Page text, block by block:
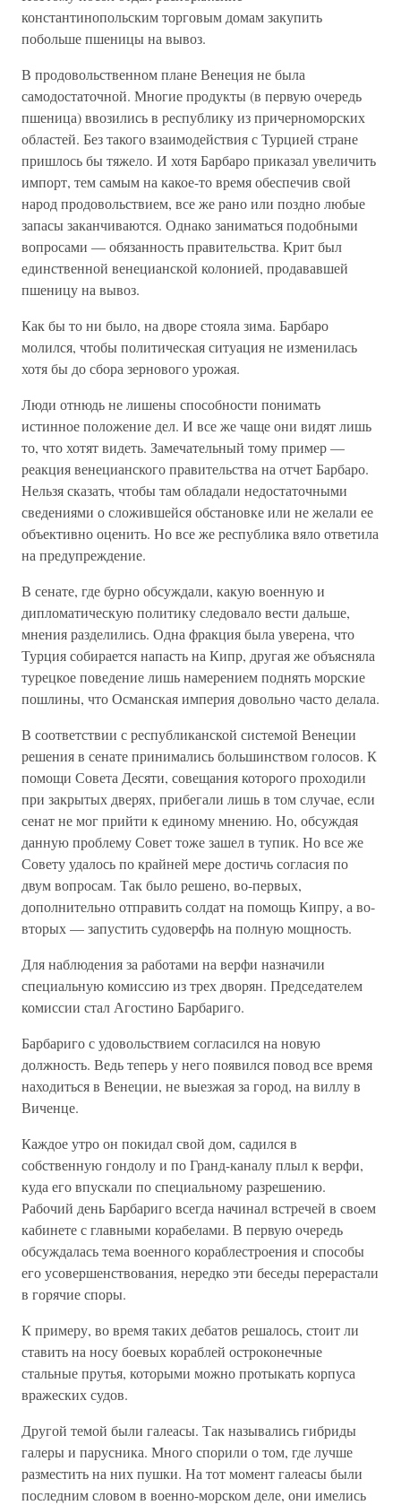
константинопольским торговым домам закупить
побольше пшеницы на вывоз.
В продовольственном плане Венеция не была
самодостаточной. Многие продукты (в первую очередь
пшеница) ввозились в республику из причерноморских
областей. Без такого взаимодействия с Турцией стране
пришлось бы тяжело. И хотя Барбаро приказал увеличить
импорт, тем самым на какое-то время обеспечив свой
народ продовольствием, все же рано или поздно любые
запасы заканчиваются. Однако заниматься подобными
вопросами — обязанность правительства. Крит был
единственной венецианской колонией, продававшей
пшеницу на вывоз.
Как бы то ни было, на дворе стояла зима. Барбаро
молился, чтобы политическая ситуация не изменилась
хотя бы до сбора зернового урожая.
Люди отнюдь не лишены способности понимать
истинное положение дел. И все же чаще они видят лишь
то, что хотят видеть. Замечательный тому пример —
реакция венецианского правительства на отчет Барбаро.
Нельзя сказать, чтобы там обладали недостаточными
сведениями о сложившейся обстановке или не желали ее
объективно оценить. Но все же республика вяло ответила
на предупреждение.
В сенате, где бурно обсуждали, какую военную и
дипломатическую политику следовало вести дальше,
мнения разделились. Одна фракция была уверена, что
Турция собирается напасть на Кипр, другая же объясняла
турецкое поведение лишь намерением поднять морские
пошлины, что Османская империя довольно часто делала.
В соответствии с республиканской системой Венеции
решения в сенате принимались большинством голосов. К
помощи Совета Десяти, совещания которого проходили
при закрытых дверях, прибегали лишь в том случае, если
сенат не мог прийти к единому мнению. Но, обсуждая
данную проблему Совет тоже зашел в тупик. Но все же
Совету удалось по крайней мере достичь согласия по
двум вопросам. Так было решено, во-первых,
дополнительно отправить солдат на помощь Кипру, а во-
вторых — запустить судоверфь на полную мощность.
Для наблюдения за работами на верфи назначили
специальную комиссию из трех дворян. Председателем
комиссии стал Агостино Барбариго.
Барбариго с удовольствием согласился на новую
должность. Ведь теперь у него появился повод все время
находиться в Венеции, не выезжая за город, на виллу в
Виченце.
Каждое утро он покидал свой дом, садился в
собственную гондолу и по Гранд-каналу плыл к верфи,
куда его впускали по специальному разрешению.
Рабочий день Барбариго всегда начинал встречей в своем
кабинете с главными корабелами. В первую очередь
обсуждалась тема военного кораблестроения и способы
его усовершенствования, нередко эти беседы перерастали
в горячие споры.
К примеру, во время таких дебатов решалось, стоит ли
ставить на носу боевых кораблей остроконечные
стальные прутья, которыми можно протыкать корпуса
вражеских судов.
Другой темой были галеасы. Так назывались гибриды
галеры и парусника. Много спорили о том, где лучше
разместить на них пушки. На тот момент галеасы были
последним словом в военно-морском деле, они имелись